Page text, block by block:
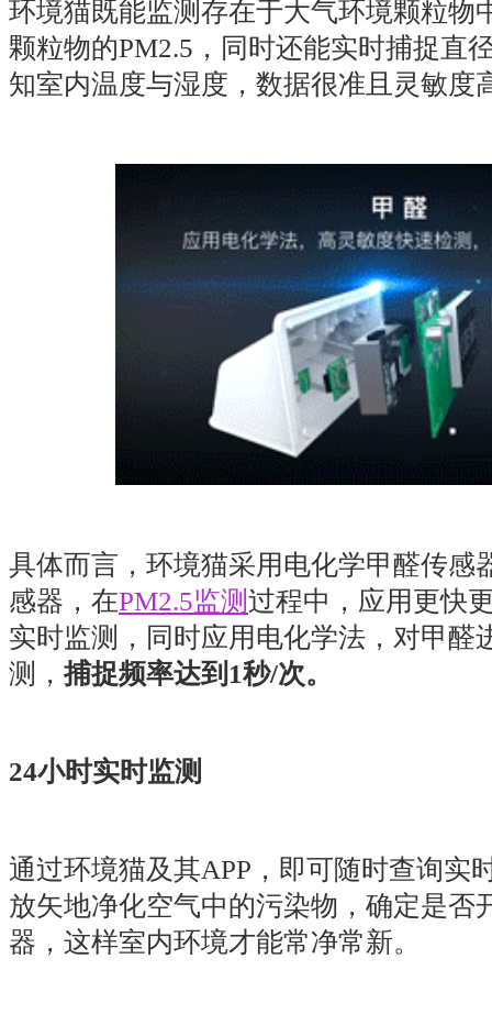
环境猫既能监测存在于大气环境颗粒物
颗粒物的PM2.5，同时还能实时捕捉直
知室内温度与湿度，数据很准且灵敏度
具体而言，环境猫采用电化学甲醛传感
感器，在PM2.5监测过程中，应用更快
实时监测，同时应用电化学法，对甲醛
测，捕捉频率达到1秒/次。
24小时实时监测
通过环境猫及其APP，即可随时查询实
放矢地净化空气中的污染物，确定是否
器，这样室内环境才能常净常新。